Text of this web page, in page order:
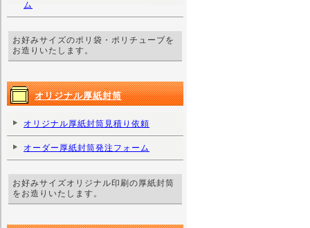
ム
お好みサイズのポリ袋・ポリチューブを
お造りいたします。
オリジナル厚紙封筒
オリジナル厚紙封筒見積り依頼
オーダー厚紙封筒発注フォーム
お好みサイズオリジナル印刷の厚紙封筒
をお造りいたします。